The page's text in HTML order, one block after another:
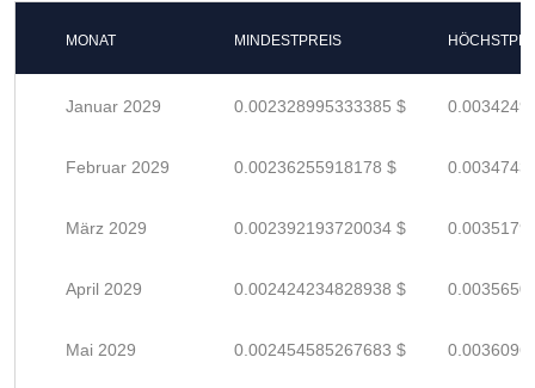
MONAT MINDESTPREIS
Januar 2029 0.002328995333385 $
Februar 2029 0.00236255918178 $
März 2029 0.002392193720034 $
April 2029 0.002424234828938 $
Mai 2029 0.002454585267683 $